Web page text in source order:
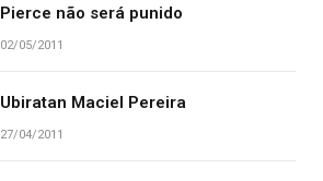
Pierce não será punido
02/05/2011
Ubiratan Maciel Pereira
27/04/2011